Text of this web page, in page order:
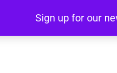
Sign up for our